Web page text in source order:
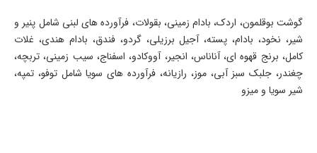
گوشت بوقلمون، اردک، بادام زمینی، بقولات، فرآورده های لبنی شامل پنیر و
شیر، نخود، بادام، پسته، آجیل برزیلی، گردو، فندق، بادام هندی، غلات
کامل، برنج قهوه ای، آناناس، انجیر، آووکادو، اسفناج، سیب زمینی، تربچه،
چغندر، جلبک سبز آبی، موز، رازیانه، فرآورده های سویا شامل توفو، تمپه،
شیر سویا و میزو